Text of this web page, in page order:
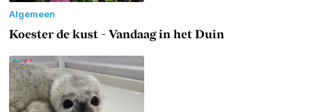
Algemeen
Koester de kust - Vandaag in het Duin